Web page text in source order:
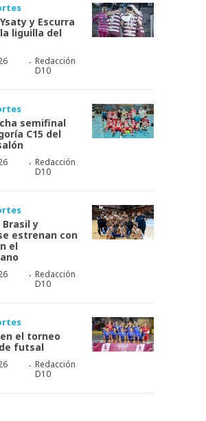
y Escurra
liguilla del
· Redacción
D10
semifinal
C15 del
· Redacción
D10
y
estrenan con
el
· Redacción
D10
el torneo
futsal
· Redacción
D10